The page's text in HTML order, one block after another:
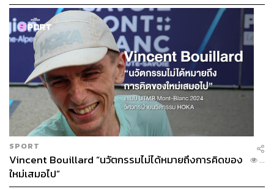
SPORT
Vincent Bouillard “นวัตกรรมไม่ได้หมายถึงการคิดของ
ใหม่เสมอไป”
...